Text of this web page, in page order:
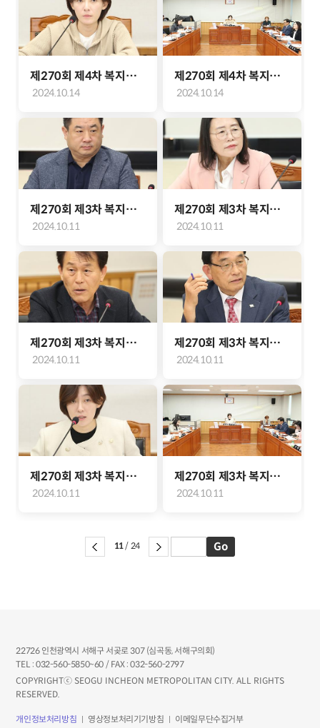
제270회 제4차 복지도시위원회(장문정 위원장)
2024.10.14
제270회 제4차 복지도시위원회(2024.10.14.)
2024.10.14
제270회 제3차 복지도시위원회(정태완 위원)
2024.10.11
제270회 제3차 복지도시위원회(고선희 위원)
2024.10.11
제270회 제3차 복지도시위원회(심우창 위원)
2024.10.11
제270회 제3차 복지도시위원회(이한종 위원)
2024.10.11
제270회 제3차 복지도시위원회(장문정 위원장)
2024.10.11
제270회 제3차 복지도시위원회(2024.10.11.)
2024.10.11
11/ 24
22726 인천광역시 서해구 서곶로 307 (심곡동, 서해구의회)
TEL : 032-560-5850~60 / FAX : 032-560-2797
COPYRIGHTⓒ SEOGU INCHEON METROPOLITAN CITY. ALL RIGHTS
RESERVED.
개인정보처리방침 영상정보처리기기방침 이메일무단수집거부